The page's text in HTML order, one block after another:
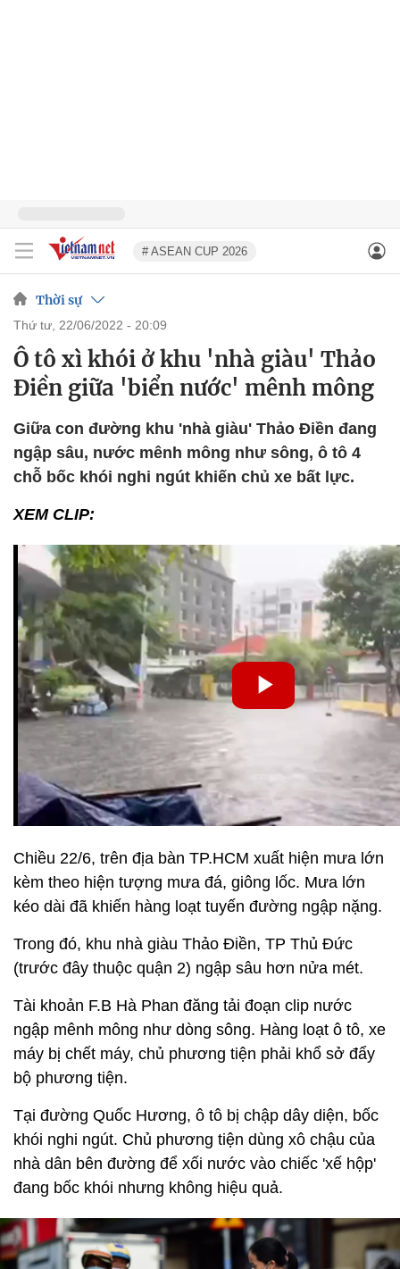
# ASEAN CUP 2026
Thời sự
thứ tư, 22/06/2022 - 20:09
Ô tô xì khói ở khu 'nhà giàu' Thảo
Điền giữa 'biển nước' mênh mông
Giữa con đường khu 'nhà giàu' Thảo Điền đang
ngập sâu, nước mênh mông như sông, ô tô 4
chỗ bốc khói nghi ngút khiến chủ xe bất lực.
XEM CLIP:
Chiều 22/6, trên địa bàn TP.HCM xuất hiện mưa lớn
kèm theo hiện tượng mưa đá, giông lốc. Mưa lớn
kéo dài đã khiến hàng loạt tuyến đường ngập nặng.
Trong đó, khu nhà giàu Thảo Điền, TP Thủ Đức
(trước đây thuộc quận 2) ngập sâu hơn nửa mét.
Tài khoản F.B Hà Phan đăng tải đoạn clip nước
ngập mênh mông như dòng sông. Hàng loạt ô tô, xe
máy bị chết máy, chủ phương tiện phải khổ sở đẩy
bộ phương tiện.
Tại đường Quốc Hương, ô tô bị chập dây diện, bốc
khói nghi ngút. Chủ phương tiện dùng xô chậu của
nhà dân bên đường để xối nước vào chiếc 'xế hộp'
đang bốc khói nhưng không hiệu quả.